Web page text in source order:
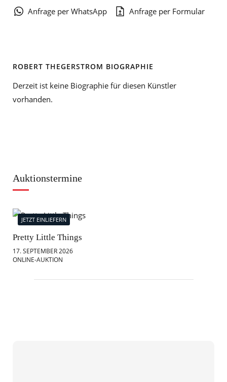
Anfrage per WhatsApp Anfrage per Formular
ROBERT THEGERSTROM BIOGRAPHIE
Derzeit ist keine Biographie für diesen Künstler
vorhanden.
Auktionstermine
JETZT EINLIEFERN
Pretty Little Things
17. SEPTEMBER 2026
ONLINE-AUKTION